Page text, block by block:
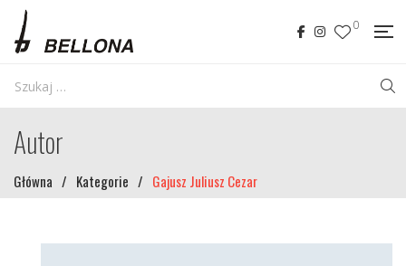
0
Autor
Główna / Kategorie / Gajusz Juliusz Cezar